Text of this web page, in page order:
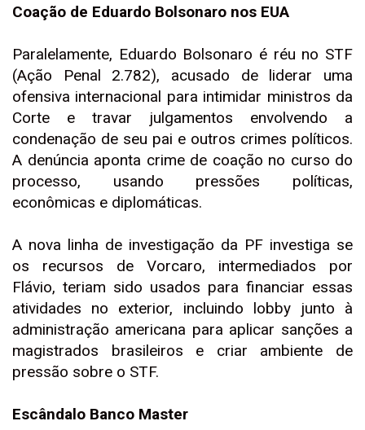
Coação de Eduardo Bolsonaro nos EUA
Paralelamente, Eduardo Bolsonaro é réu no STF
(Ação Penal 2.782), acusado de liderar uma
ofensiva internacional para intimidar ministros da
Corte e travar julgamentos envolvendo a
condenação de seu pai e outros crimes políticos.
A denúncia aponta crime de coação no curso do
processo, usando pressões políticas,
econômicas e diplomáticas.
A nova linha de investigação da PF investiga se
os recursos de Vorcaro, intermediados por
Flávio, teriam sido usados para financiar essas
atividades no exterior, incluindo lobby junto à
administração americana para aplicar sanções a
magistrados brasileiros e criar ambiente de
pressão sobre o STF.
Escândalo Banco Master